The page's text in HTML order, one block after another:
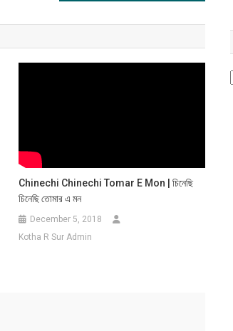
Chinechi Chinechi Tomar E Mon | চিনেছি
চিনেছি তোমার এ মন
December 5, 2018
Kotha R Sur Admin